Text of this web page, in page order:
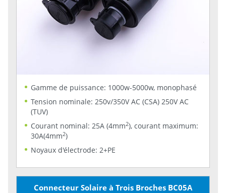
Gamme de puissance: 1000w-5000w, monophasé
Tension nominale: 250v/350V AC (CSA) 250V AC
(TUV)
Courant nominal: 25A (4mm2), courant maximum:
30A(4mm2)
Noyaux d'électrode: 2+PE
Connecteur Solaire à Trois Broches BC05A